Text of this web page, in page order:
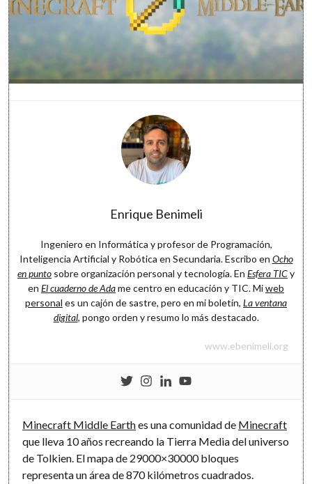
Software
Enrique Benimeli
Ingeniero en Informática y profesor de Programación,
Inteligencia Artificial y Robótica en Secundaria. Escribo en Ocho
en punto sobre organización personal y tecnología. En Esfera TICy
en El cuaderno de Adame centro en educación y TIC. Miweb
personal es un cajón de sastre, pero en mi boletín, La ventana
digital, pongo orden y resumo lo más destacado.
www.ebenimeli.org
Minecraft Middle Earthes una comunidad de Minecraft
que lleva 10 años recreando la Tierra Media del universo
de Tolkien. El mapa de 29000×30000 bloques
representa un área de 870 kilómetros cuadrados.